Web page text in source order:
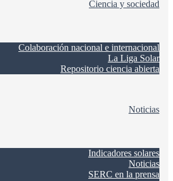
Ciencia y sociedad
Colaboración nacional e internacional
La Liga Solar
Repositorio ciencia abierta
Noticias
Indicadores solares
Noticias
SERC en la prensa